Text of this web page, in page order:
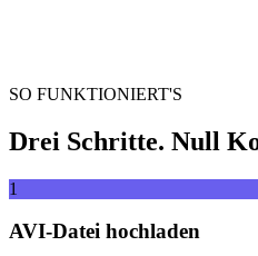
SO FUNKTIONIERT'S
Drei Schritte. Null
1
AVI-Datei hochladen